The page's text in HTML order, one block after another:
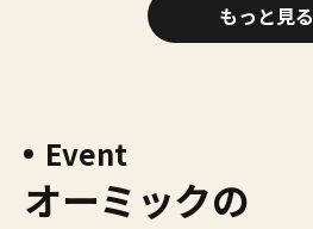
もっと見る
Event
オーミックの